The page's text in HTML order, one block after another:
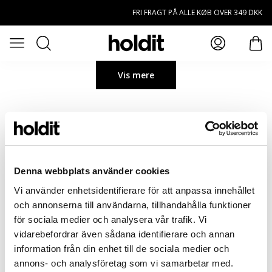
Denna webbplats använder cookies
Vi använder enhetsidentifierare för att anpassa innehållet
och annonserna till användarna, tillhandahålla funktioner
för sociala medier och analysera vår trafik. Vi
vidarebefordrar även sådana identifierare och annan
information från din enhet till de sociala medier och
annons- och analysföretag som vi samarbetar med.
FRI FRAGT PÅ ALLE KØB OVER 349 DKK
Öppna meny
Søg
Vis mere